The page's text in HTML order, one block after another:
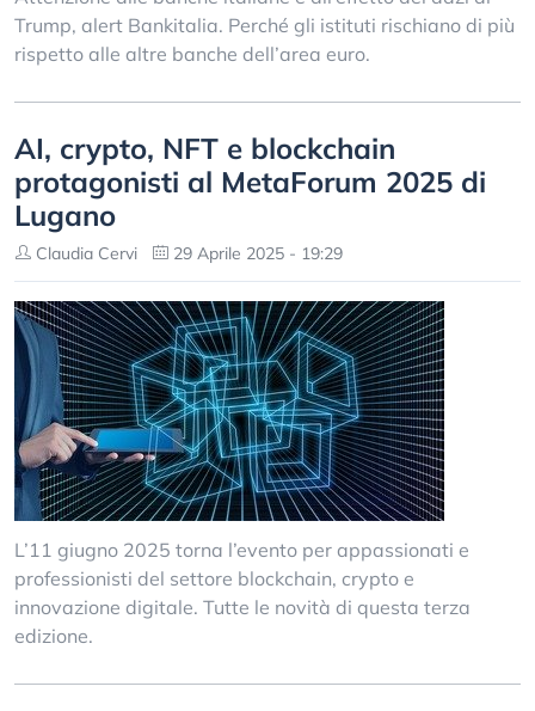
Trump, alert Bankitalia. Perché gli istituti rischiano di più
rispetto alle altre banche dell’area euro.
AI, crypto, NFT e blockchain
protagonisti al MetaForum 2025 di
Lugano
Claudia Cervi 29 Aprile 2025 - 19:29
L’11 giugno 2025 torna l’evento per appassionati e
professionisti del settore blockchain, crypto e
innovazione digitale. Tutte le novità di questa terza
edizione.